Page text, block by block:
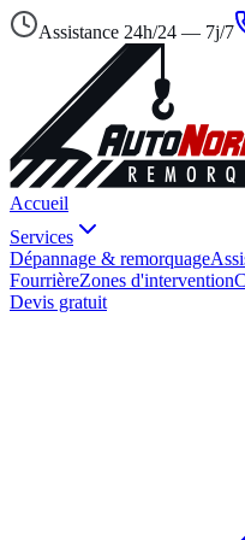
Assistance 24h/24 — 7j/7
Accueil
Services
Dépannage & remorquage
FourrièreZones d'intervention
Devis gratuit